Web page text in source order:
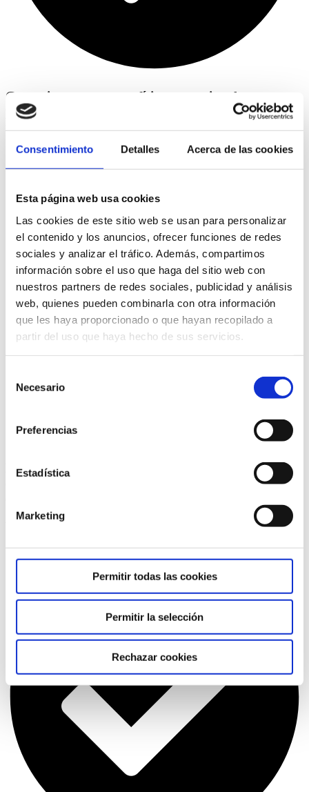
Consentimiento Detalles Acerca de las cookies
Esta página web usa cookies
Las cookies de este sitio web se usan para personalizar
el contenido y los anuncios, ofrecer funciones de redes
sociales y analizar el tráfico. Además, compartimos
información sobre el uso que haga del sitio web con
nuestros partners de redes sociales, publicidad y análisis
web, quienes pueden combinarla con otra información
que les haya proporcionado o que hayan recopilado a
partir del uso que haya hecho de sus servicios.
Necesario
Preferencias
Estadística
Marketing
Permitir todas las cookies
Permitir la selección
Rechazar cookies
Garantizar un entorno físico y emocional seguro
para los alumnos y alumnas y para el resto de los
El respeto y la tolerancia a la identidad personal y
diversidad sexual de cualquier miembro de la